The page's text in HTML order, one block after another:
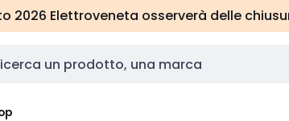
2026 Elettroveneta osserverà delle
input